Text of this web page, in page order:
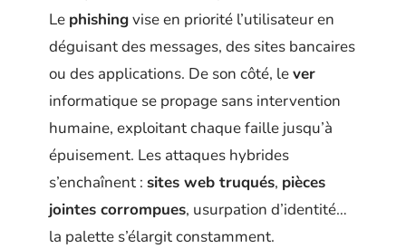
Le phishingvise en priorité l’utilisateur en
déguisant des messages, des sites bancaires
ou des applications. De son côté, lever
informatique se propage sans intervention
humaine, exploitant chaque faille jusqu’à
épuisement. Les attaques hybrides
s’enchaînent : sites web truqués, pièces
jointes corrompues, usurpation d’identité…
la palette s’élargit constamment.